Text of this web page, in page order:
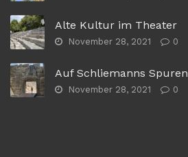
Alte Kultur im Theater
November 28, 2021 0
Auf Schliemanns Spuren
November 28, 2021 0